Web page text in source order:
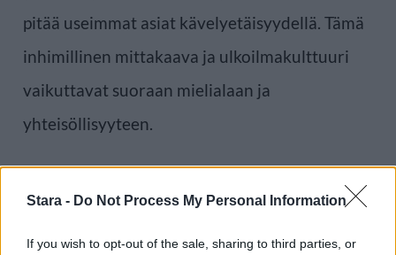
Stara - Do Not Process My Personal Information
If you wish to opt-out of the sale, sharing to third parties, or
pitää useimmat asiat kävelyetäisyydellä. Tämä
inhimillinen mittakaava ja ulkoilmakulttuuri
vaikuttavat suoraan mielialaan ja
yhteisöllisyyteen.